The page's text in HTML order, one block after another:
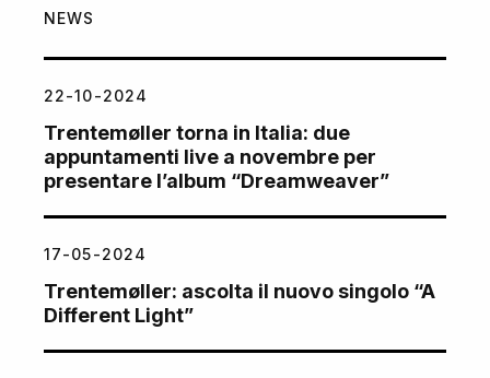
NEWS
22-10-2024
Trentemøller torna in Italia: due
appuntamenti live a novembre per
presentare l’album “Dreamweaver”
17-05-2024
Trentemøller: ascolta il nuovo singolo “A
Different Light”